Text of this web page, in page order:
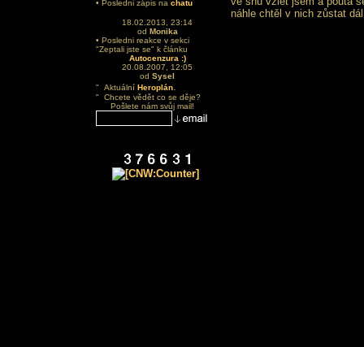
• Posledni zápis na chatu
18.02.2013, 23:14
od Monika
• Posledni reakce v sekci
"Zeptali jste se" k článku
Autocenzura :)
20.08.2007, 12:05
od Sysel
" Aktuální Heroplán.
" Chcete vědět co se děje?
Pošlete nám svůj mail!
náhle chtěl v nich zůstat